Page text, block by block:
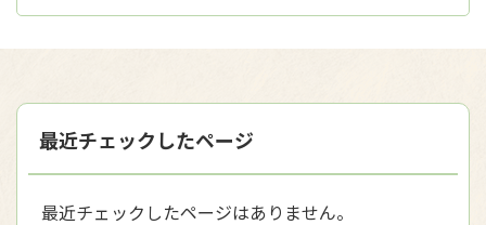
最近チェックしたページ
最近チェックしたページはありません。